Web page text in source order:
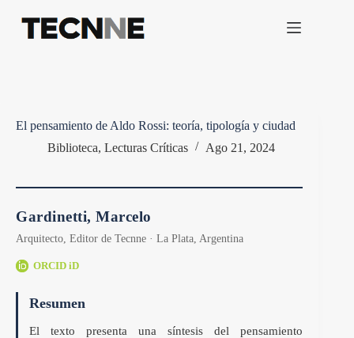
contenido
El pensamiento de Aldo Rossi: teoría, tipología y ciudad
Biblioteca, Lecturas Críticas Ago 21, 2024
Gardinetti, Marcelo
Arquitecto, Editor de Tecnne · La Plata, Argentina
ORCID iD
Resumen
El texto presenta una síntesis del pensamiento